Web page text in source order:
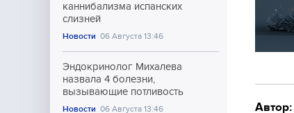
каннибализма испанских
слизней
Новости 06 Августа 13:46
Эндокринолог Михалева
назвала 4 болезни,
вызывающие потливость
Новости 06 Августа 13:46 Автор: